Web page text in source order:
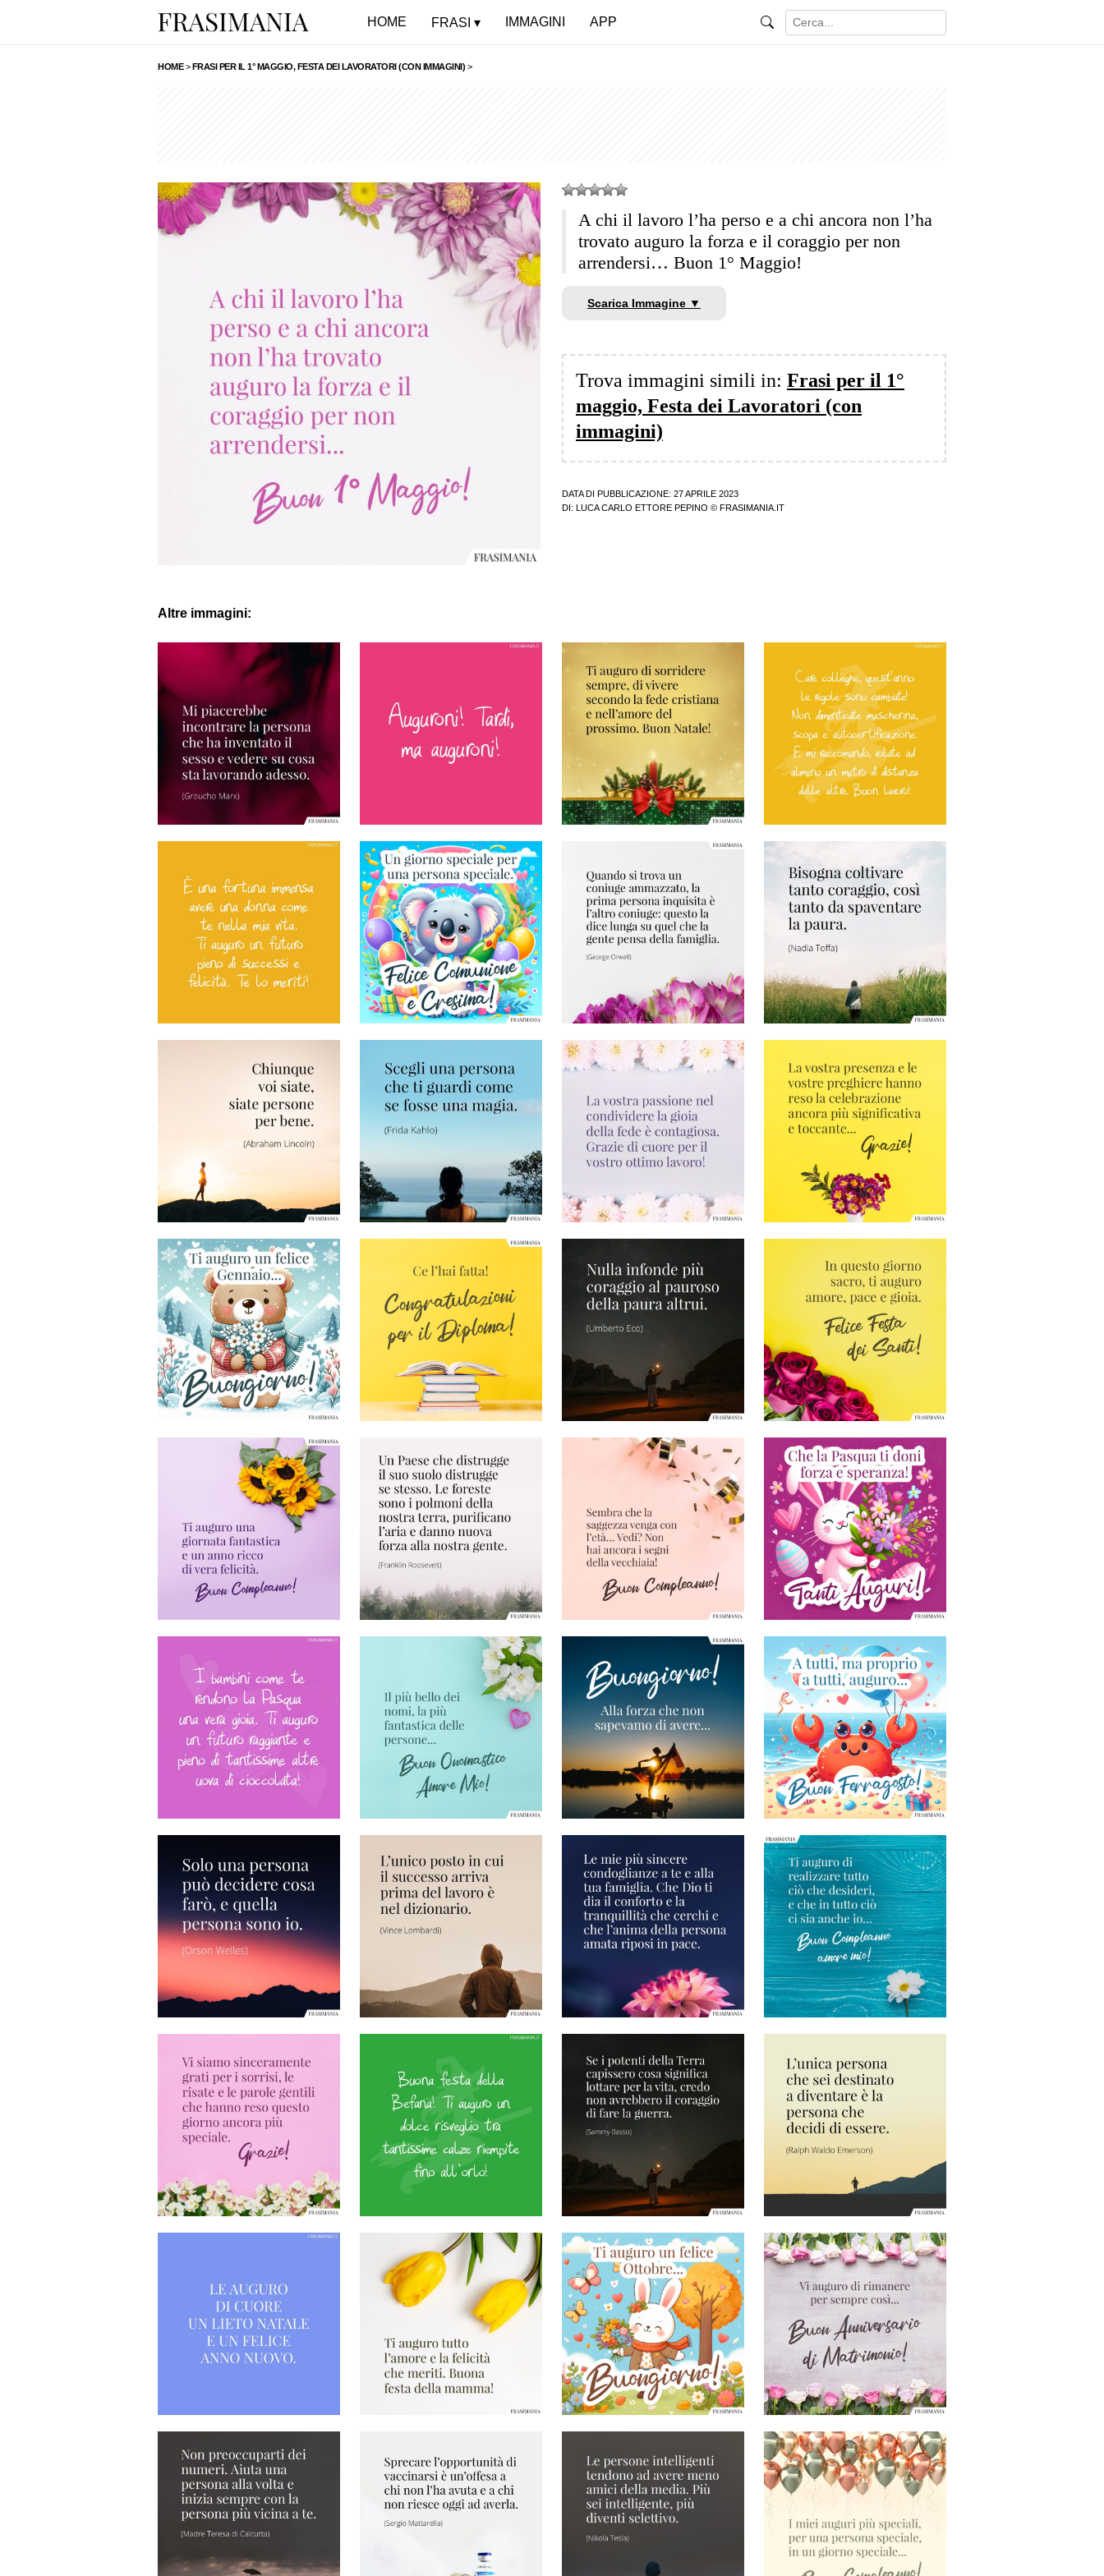
HOME FRASI IMMAGINI APP
HOME>FRASI PER IL 1° MAGGIO, FESTA DEI LAVORATORI (CON IMMAGINI) >
A chi il lavoro l’ha perso e a chi ancora non l’ha
trovato auguro la forza e il coraggio per non
arrendersi… Buon 1° Maggio!
Scarica Immagine ▼
Trova immagini simili in: Frasi per il 1°
maggio, Festa dei Lavoratori (con
immagini)
DATA DI PUBBLICAZIONE: 27 APRILE 2023
DI:
LUCA CARLO ETTORE PEPINO © FRASIMANIA.IT
Altre immagini: